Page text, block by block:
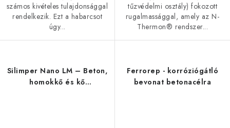
számos kivételes tulajdonsággal
rendelkezik. Ezt a habarcsot
úgy...
tűzvédelmi osztály) fokozott
rugalmassággal, amely az N-
Thermon® rendszer...
Silimper Nano LM – Beton,
homokkő és kő
Ferrorep - korróziógátló
bevonat betonacélra